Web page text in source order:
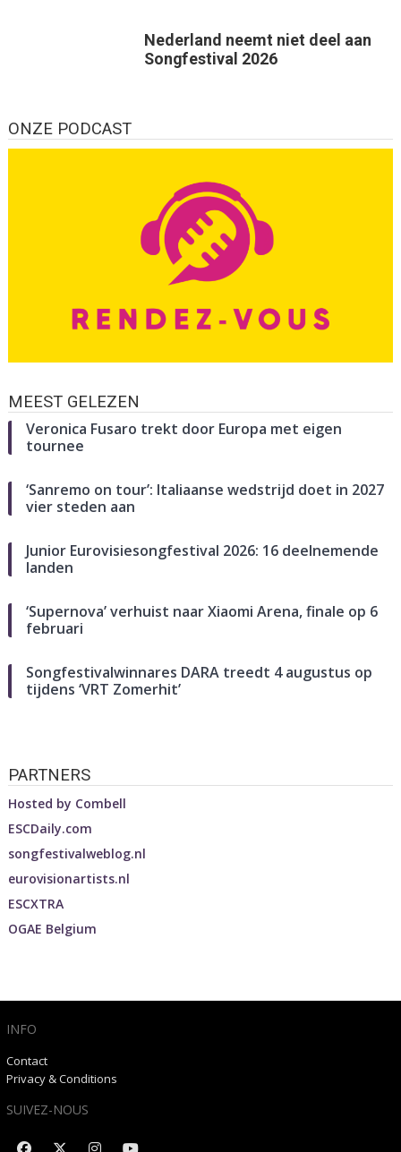
Nederland neemt niet deel aan
Songfestival 2026
ONZE PODCAST
MEEST GELEZEN
Veronica Fusaro trekt door Europa met eigen
tournee
‘Sanremo on tour’: Italiaanse wedstrijd doet in 2027
vier steden aan
Junior Eurovisiesongfestival 2026: 16 deelnemende
landen
‘Supernova’ verhuist naar Xiaomi Arena, finale op 6
februari
Songfestivalwinnares DARA treedt 4 augustus op
tijdens ‘VRT Zomerhit’
PARTNERS
Hosted by Combell
ESCDaily.com
songfestivalweblog.nl
eurovisionartists.nl
ESCXTRA
OGAE Belgium
INFO
Contact
Privacy & Conditions
SUIVEZ-NOUS